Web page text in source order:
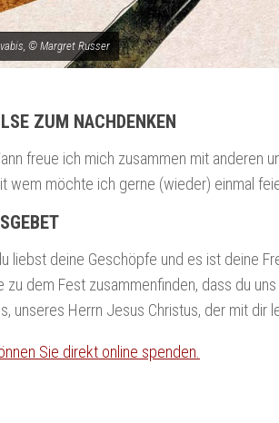
© Margret Russer
ZUM NACHDENKEN
freue ich mich zusammen mit anderen
wem möchte ich gerne (wieder) einmal
liebst deine Geschöpfe und es ist deine
zu dem Fest zusammenfinden, dass du
unseres Herrn Jesus Christus, der mit dir
Sie direkt online spenden.